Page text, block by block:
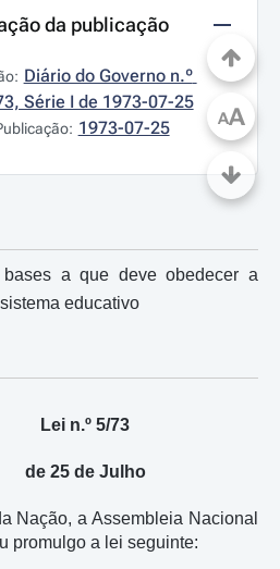
da publicação
Diário do Governo n.º
Série I de 1973-07-25
1973-07-25
a que deve obedecer a
educativo
Lei n.º 5/73
de 25 de Julho
Nação, a Assembleia Nacional
promulgo a lei seguinte:
AA